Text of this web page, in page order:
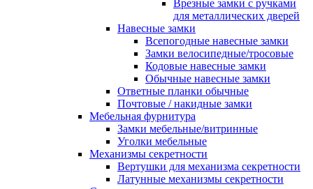
Врезные замки с ручками
для металлических дверей
Навесные замки
Всепогодные навесные замки
Замки велосипедные/тросовые
Кодовые навесные замки
Обычные навесные замки
Ответные планки обычные
Почтовые / накидные замки
Мебельная фурнитура
Замки мебельные/витринные
Уголки мебельные
Механизмы секретности
Вертушки для механизма секретности
Латунные механизмы секретности